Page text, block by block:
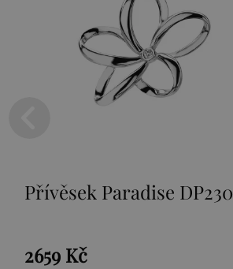
Přívěsek Paradise DP230
2659 Kč